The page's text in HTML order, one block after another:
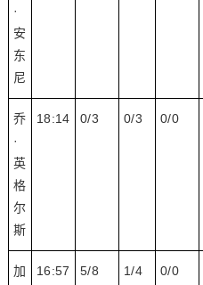
·
安
东
尼
乔
·
英
格
尔
斯
18:14 0/3 0/3 0/0
加
16:57 5/8 1/4 0/0